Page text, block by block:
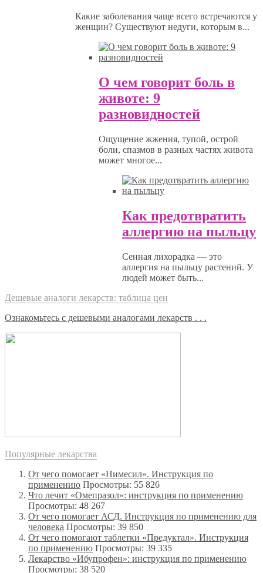
Какие заболевания чаще всего встречаются у
женщин? Существуют недуги, которым в...
О чем говорит боль в
животе: 9
разновидностей
Ощущение жжения, тупой, острой
боли, спазмов в разных частях живота
может многое...
Как предотвратить
аллергию на пыльцу
Сенная лихорадка — это
аллергия на пыльцу растений. У
людей может быть...
Дешевые аналоги лекарств: таблица цен
Ознакомьтесь с дешевыми аналогами лекарств . . .
Популярные лекарства
От чего помогает «Нимесил». Инструкция по
применению Просмотры: 55 826
Что лечит «Омепразол»: инструкция по применению
Просмотры: 48 267
От чего помогает АСД. Инструкция по применению для
человека Просмотры: 39 850
От чего помогают таблетки «Предуктал». Инструкция
по применению Просмотры: 39 335
Лекарство «Ибупрофен»: инструкция по применению
Просмотры: 38 520